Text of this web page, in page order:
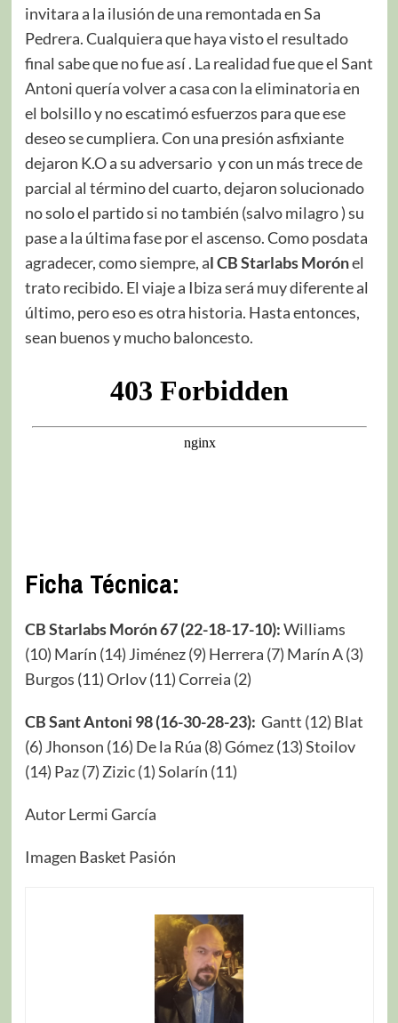
invitara a la ilusión de una remontada en Sa
Pedrera. Cualquiera que haya visto el resultado
final sabe que no fue así . La realidad fue que el Sant
Antoni quería volver a casa con la eliminatoria en
el bolsillo y no escatimó esfuerzos para que ese
deseo se cumpliera. Con una presión asfixiante
dejaron K.O a su adversario y con un más trece de
parcial al término del cuarto, dejaron solucionado
no solo el partido si no también (salvo milagro ) su
pase a la última fase por el ascenso. Como posdata
agradecer, como siempre, al CB Starlabs Morónel
trato recibido. El viaje a Ibiza será muy diferente al
último, pero eso es otra historia. Hasta entonces,
sean buenos y mucho baloncesto.
Ficha Técnica:
CB Starlabs Morón 67 (22-18-17-10):Williams
(10) Marín (14) Jiménez (9) Herrera (7) Marín A (3)
Burgos (11) Orlov (11) Correia (2)
CB Sant Antoni 98 (16-30-28-23): Gantt (12) Blat
(6) Jhonson (16) De la Rúa (8) Gómez (13) Stoilov
(14) Paz (7) Zizic (1) Solarín (11)
Autor Lermi García
Imagen Basket Pasión